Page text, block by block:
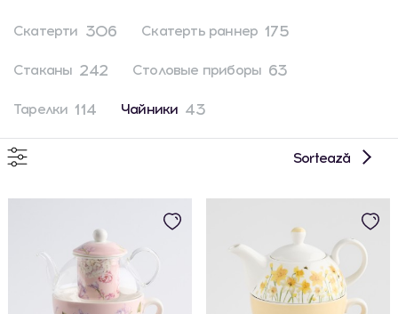
Скатерти 306 Скатерть раннер 175
Стаканы 242 Столовые приборы 63
Тарелки 114 Чайники 43
Sortează